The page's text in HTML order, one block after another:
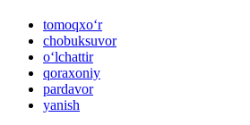
tomoqxo‘r
chobuksuvor
o‘lchattir
qoraxoniy
pardavor
yanish